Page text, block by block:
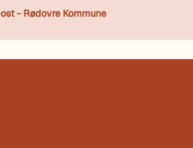
- Rødovre Kommune